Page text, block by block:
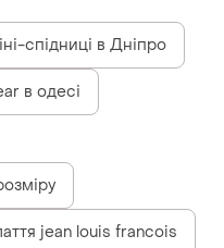
спідниці в Дніпро
в одесі
jean louis francois